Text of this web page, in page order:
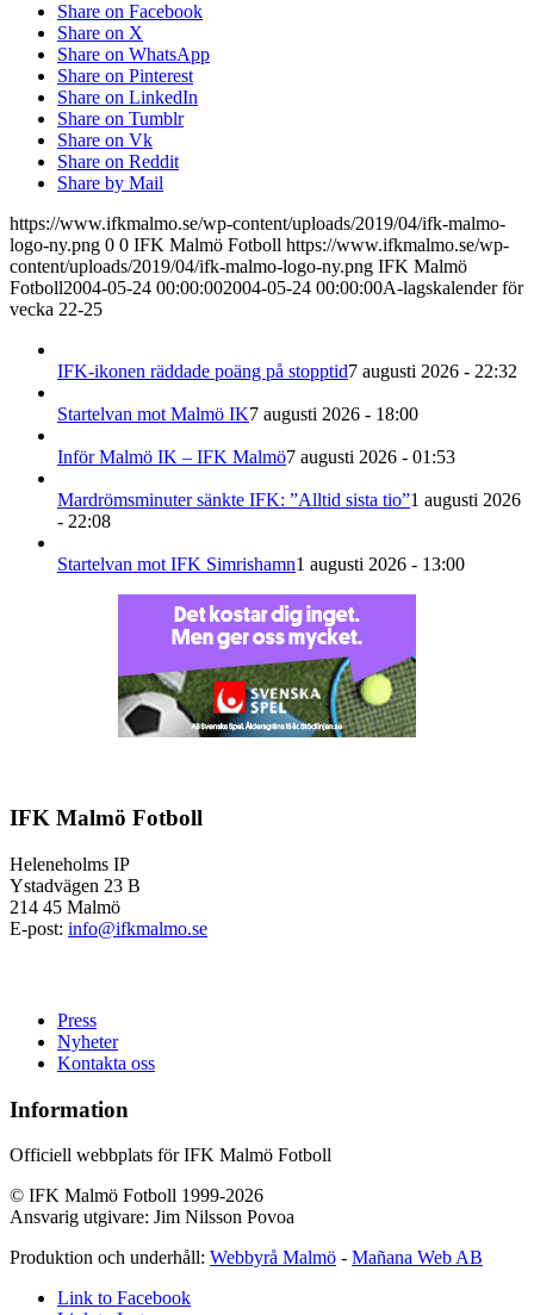
Share on Facebook
Share on X
Share on WhatsApp
Share on Pinterest
Share on LinkedIn
Share on Tumblr
Share on Vk
Share on Reddit
Share by Mail
https://www.ifkmalmo.se/wp-content/uploads/2019/04/ifk-malmo-
logo-ny.png 0 0 IFK Malmö Fotboll https://www.ifkmalmo.se/wp-
content/uploads/2019/04/ifk-malmo-logo-ny.png IFK Malmö
Fotboll2004-05-24 00:00:002004-05-24 00:00:00A-lagskalender för
vecka 22-25
IFK-ikonen räddade poäng på stopptid7 augusti 2026 - 22:32
Startelvan mot Malmö IK7 augusti 2026 - 18:00
Inför Malmö IK – IFK Malmö7 augusti 2026 - 01:53
Mardrömsminuter sänkte IFK: ”Alltid sista tio”1 augusti 2026
- 22:08
Startelvan mot IFK Simrishamn1 augusti 2026 - 13:00
IFK Malmö Fotboll
Heleneholms IP
Ystadvägen 23 B
214 45 Malmö
E-post: info@ifkmalmo.se
Press
Nyheter
Kontakta oss
Information
Officiell webbplats för IFK Malmö Fotboll
© IFK Malmö Fotboll 1999-2026
Ansvarig utgivare: Jim Nilsson Povoa
Produktion och underhåll: Webbyrå Malmö - Mañana Web AB
Link to Facebook